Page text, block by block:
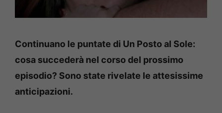
Continuano le puntate di Un Posto al Sole:
cosa succederà nel corso del prossimo
episodio? Sono state rivelate le attesissime
anticipazioni.